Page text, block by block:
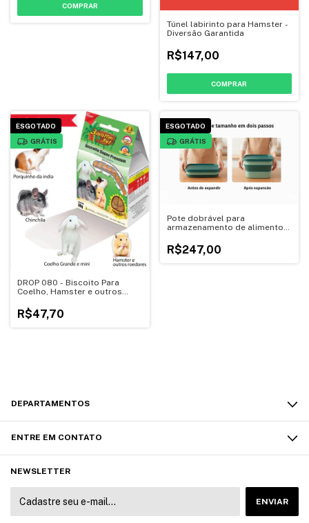
COMPRAR
Túnel labirinto para Hamster -
Diversão Garantida
R$147,00
COMPRAR
ESGOTADO
GRÁTIS
DROP 080 - Biscoito Para
Coelho, Hamster e outros
R$47,70
ESGOTADO
GRÁTIS
Pote dobrável para
armazenamento de alimentos
R$247,00
DEPARTAMENTOS
ENTRE EM CONTATO
NEWSLETTER